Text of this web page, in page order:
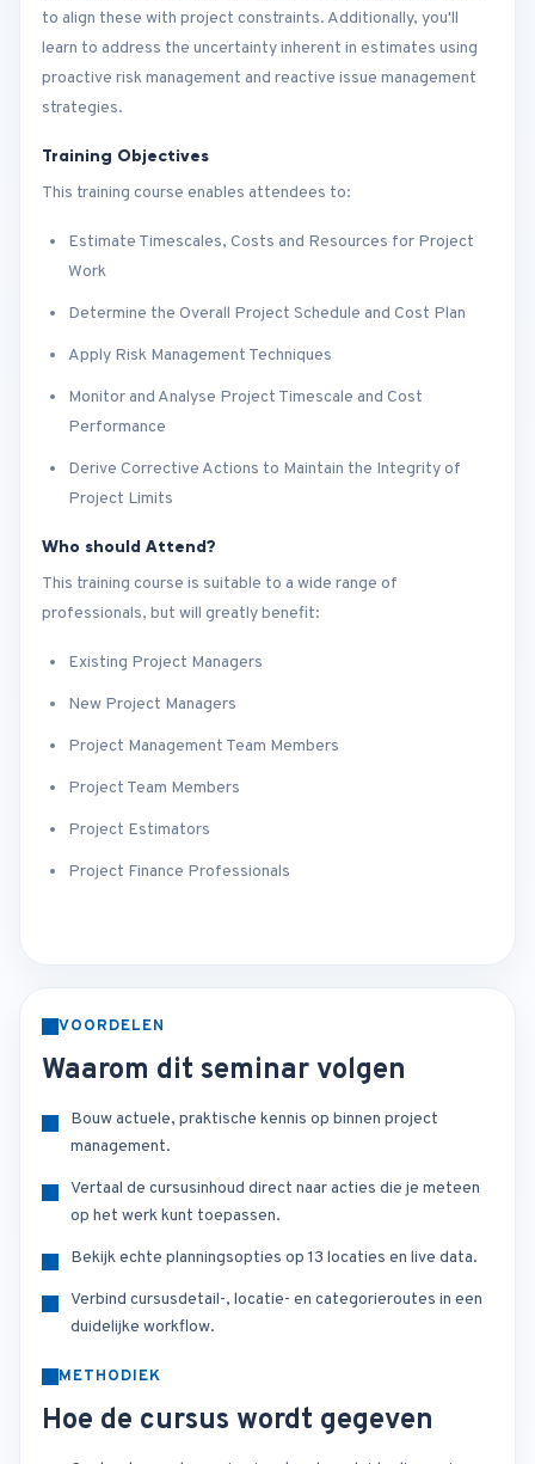
to align these with project constraints. Additionally, you'll
learn to address the uncertainty inherent in estimates using
proactive risk management and reactive issue management
strategies.
Training Objectives
This training course enables attendees to:
Estimate Timescales, Costs and Resources for Project
Work
Determine the Overall Project Schedule and Cost Plan
Apply Risk Management Techniques
Monitor and Analyse Project Timescale and Cost
Performance
Derive Corrective Actions to Maintain the Integrity of
Project Limits
Who should Attend?
This training course is suitable to a wide range of
professionals, but will greatly benefit:
Existing Project Managers
New Project Managers
Project Management Team Members
Project Team Members
Project Estimators
Project Finance Professionals
VOORDELEN
Waarom dit seminar volgen
Bouw actuele, praktische kennis op binnen project
management.
Vertaal de cursusinhoud direct naar acties die je meteen
op het werk kunt toepassen.
Bekijk echte planningsopties op 13 locaties en live data.
Verbind cursusdetail-, locatie- en categorieroutes in een
duidelijke workflow.
METHODIEK
Hoe de cursus wordt gegeven